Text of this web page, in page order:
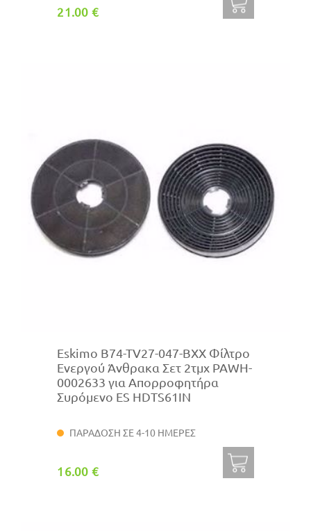
21.00 €
Eskimo B74-TV27-047-BXX Φίλτρο
Ενεργού Άνθρακα Σετ 2τμχ PAWH-
0002633 για Απορροφητήρα
Συρόμενο ES HDTS61IN
ΠΑΡΑΔΟΣΗ ΣΕ 4-10 ΗΜΕΡΕΣ
16.00 €